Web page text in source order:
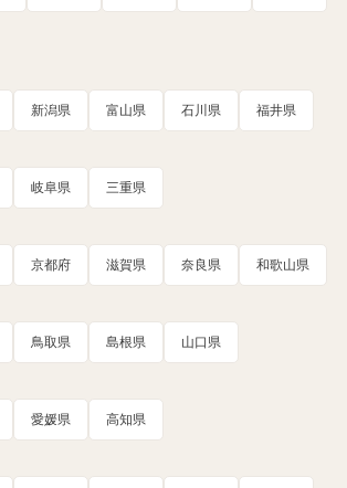
新潟県 富山県 石川県 福井県
岐阜県 三重県
京都府 滋賀県 奈良県 和歌山県
鳥取県 島根県 山口県
愛媛県 高知県